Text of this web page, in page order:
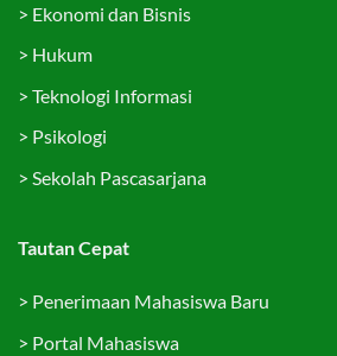
> Ekonomi dan Bisnis
> Hukum
> Teknologi Informasi
> Psikologi
> Sekolah Pascasarjana
Tautan Cepat
> Penerimaan Mahasiswa Baru
> Portal Mahasiswa